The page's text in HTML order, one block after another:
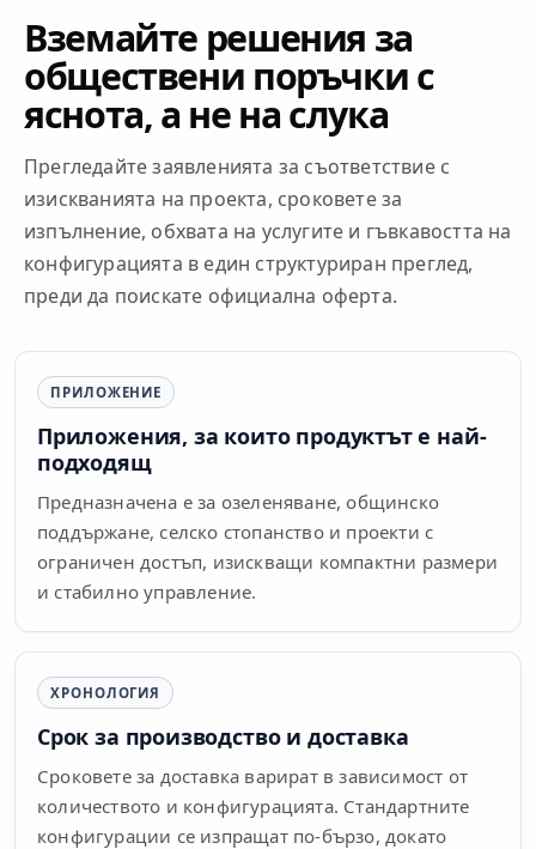
Вземайте решения за
обществени поръчки с
яснота, а не на слука
Прегледайте заявленията за съответствие с
изискванията на проекта, сроковете за
изпълнение, обхвата на услугите и гъвкавостта на
конфигурацията в един структуриран преглед,
преди да поискате официална оферта.
ПРИЛОЖЕНИЕ
Приложения, за които продуктът е най-
подходящ
Предназначена е за озеленяване, общинско
поддържане, селско стопанство и проекти с
ограничен достъп, изискващи компактни размери
и стабилно управление.
ХРОНОЛОГИЯ
Срок за производство и доставка
Сроковете за доставка варират в зависимост от
количеството и конфигурацията. Стандартните
конфигурации се изпращат по-бързо, докато